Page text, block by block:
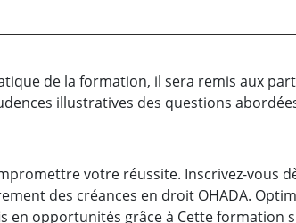
de la formation, il sera remis aux
illustratives des questions
votre réussite. Inscrivez-vous
des créances en droit OHADA.
en opportunités grâce à Cette formation